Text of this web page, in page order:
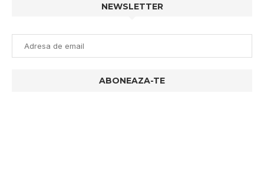
NEWSLETTER